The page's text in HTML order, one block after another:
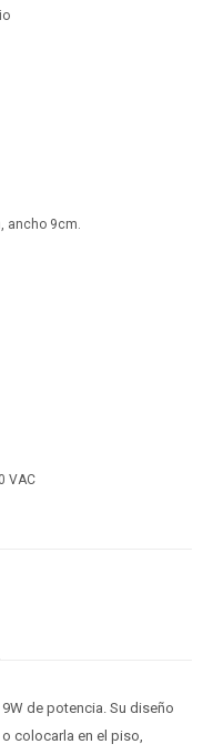
ancho 9cm.
VAC
de potencia. Su diseño
colocarla en el piso,